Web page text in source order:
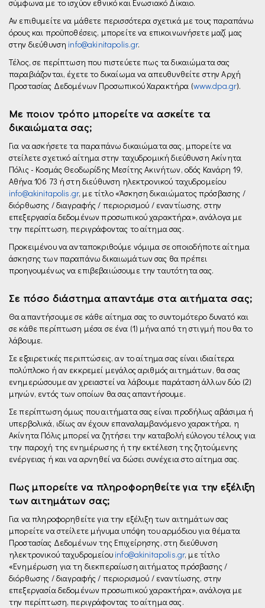
σύμφωνα με το ισχύον εθνικό και Ενωσιακό Δίκαιο.
Αν επιθυμείτε να μάθετε περισσότερα σχετικά με τους παραπάνω
όρους και προϋποθέσεις, μπορείτε να επικοινωνήσετε μαζί μας
στην διεύθυνση info@akinitapolis.gr.
Τέλος, σε περίπτωση που πιστεύετε πως τα δικαιώματα σας
παραβιάζονται, έχετε το δικαίωμα να απευθυνθείτε στην Αρχή
Προστασίας Δεδομένων Προσωπικού Χαρακτήρα (www.dpa.gr).
Με ποιον τρόπο μπορείτε να ασκείτε τα
δικαιώματα σας;
Για να ασκήσετε τα παραπάνω δικαιώματα σας, μπορείτε να
στείλετε σχετικό αίτημα στην ταχυδρομική διεύθυνση Ακίνητα
Πόλις - Κοσμάς Θεοδωρίδης Μεσίτης Ακινήτων, οδός Κανάρη 19,
Αθήνα 106 73 ή στη διεύθυνση ηλεκτρονικού ταχυδρομείου
info@akinitapolis.gr, µε τίτλο «Άσκηση δικαιώματος πρόσβασης /
διόρθωσης / διαγραφής / περιορισμού / εναντίωσης, στην
επεξεργασία δεδομένων προσωπικού χαρακτήρα», ανάλογα με
την περίπτωση, περιγράφοντας το αίτημα σας.
Προκειμένου να ανταποκριθούμε νόμιμα σε οποιοδήποτε αίτημα
άσκησης των παραπάνω δικαιωμάτων σας θα πρέπει
προηγουμένως να επιβεβαιώσουμε την ταυτότητα σας.
Σε πόσο διάστημα απαντάμε στα αιτήματα σας;
Θα απαντήσουμε σε κάθε αίτημα σας το συντομότερο δυνατό και
σε κάθε περίπτωση μέσα σε ένα (1) μήνα από τη στιγμή που θα το
λάβουμε.
Σε εξαιρετικές περιπτώσεις, αν το αίτημα σας είναι ιδιαίτερα
πολύπλοκο ή αν εκκρεμεί μεγάλος αριθμός αιτημάτων, θα σας
ενημερώσουμε αν χρειαστεί να λάβουμε παράταση άλλων δύο (2)
μηνών, εντός των οποίων θα σας απαντήσουμε.
Σε περίπτωση όμως που αιτήματα σας είναι προδήλως αβάσιμα ή
υπερβολικά, ιδίως αν έχουν επαναλαμβανόμενο χαρακτήρα, η
Ακίνητα Πόλις μπορεί να ζητήσει την καταβολή εύλογου τέλους για
την παροχή της ενημέρωσης ή την εκτέλεση της ζητούμενης
ενέργειας ή και να αρνηθεί να δώσει συνέχεια στο αίτημα σας.
Πως μπορείτε να πληροφορηθείτε για την εξέλιξη
των αιτημάτων σας;
Για να πληροφορηθείτε για την εξέλιξη των αιτημάτων σας
μπορείτε να στείλετε μήνυμα υπόψη του αρμόδιου για θέματα
Προστασίας Δεδομένων της Επιχείρησης, στη διεύθυνση
ηλεκτρονικού ταχυδρομείου info@akinitapolis.gr, µε τίτλο
«Ενημέρωση για τη διεκπεραίωση αιτήματος πρόσβασης /
διόρθωσης / διαγραφής / περιορισμού / εναντίωσης, στην
επεξεργασία δεδομένων προσωπικού χαρακτήρα», ανάλογα με
την περίπτωση, περιγράφοντας το αίτημα σας.